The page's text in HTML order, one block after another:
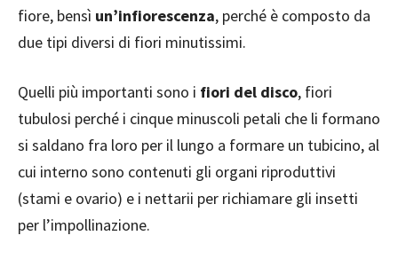
fiore, bensì un’infiorescenza, perché è composto da
due tipi diversi di fiori minutissimi.
Quelli più importanti sono i fiori del disco, fiori
tubulosi perché i cinque minuscoli petali che li formano
si saldano fra loro per il lungo a formare un tubicino, al
cui interno sono contenuti gli organi riproduttivi
(stami e ovario) e i nettarii per richiamare gli insetti
per l’impollinazione.